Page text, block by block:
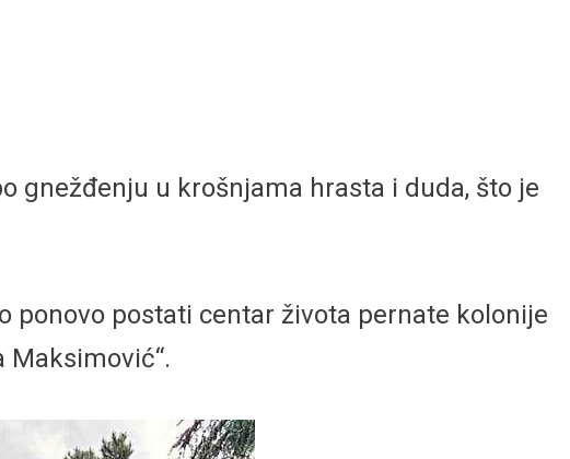
gnežđenju u krošnjama hrasta i duda, što je
ponovo postati centar života pernate kolonije
Maksimović“.